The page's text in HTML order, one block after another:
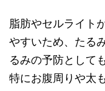
脂肪やセルライト
やすいため、たる
るみの予防として
特にお腹周りや太